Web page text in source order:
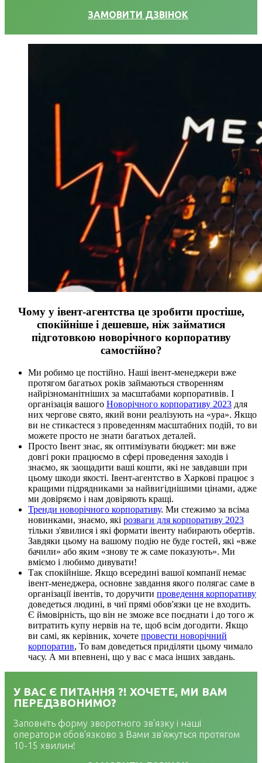
ЗАМОВИТИ ДЗВІНОК
Чому у івент-агентства це зробити простіше,
спокійніше і дешевше, ніж займатися
підготовкою новорічного корпоративу
самостійно?
Ми робимо це постійно. Наші івент-менеджери вже
протягом багатьох років займаються створенням
найрізноманітніших за масштабами корпоративів. І
організація вашого Новорічного корпоративу 2023 для
них чергове свято, який вони реалізують на «ура». Якщо
ви не стикаєтеся з проведенням масштабних подій, то ви
можете просто не знати багатьох деталей.
Просто Івент знає, як оптимізувати бюджет: ми вже
довгі роки працюємо в сфері проведення заходів і
знаємо, як заощадити ваші кошти, які не завдавши при
цьому шкоди якості. Івент-агентство в Харкові працює з
кращими підрядниками за найвигіднішими цінами, адже
ми довіряємо і нам довіряють кращі.
Тренди новорічного корпоративу. Ми стежимо за всіма
новинками, знаємо, які розваги для корпоративу 2023
тільки з'явилися і які формати івенту набирають обертів.
Завдяки цьому на вашому подію не буде гостей, які «вже
бачили» або яким «знову те ж саме показують». Ми
вміємо і любимо дивувати!
Так спокійніше. Якщо всередині вашої компанії немає
івент-менеджера, основне завдання якого полягає саме в
організації івентів, то доручити проведення корпоративу
доведеться людині, в чиї прямі обов'язки це не входить.
Є ймовірність, що він не зможе все поєднати і до того ж
витратить купу нервів на те, щоб всім догодити. Якщо
ви самі, як керівник, хочете провести новорічний
корпоратив, То вам доведеться приділяти цьому чимало
часу. А ми впевнені, що у вас є маса інших завдань.
У ВАС Є ПИТАННЯ ?! ХОЧЕТЕ, МИ ВАМ
ПЕРЕДЗВОНИМО?
Заповніть форму зворотного зв'язку і наші
оператори обов'язково з Вами зв'яжуться протягом
10-15 хвилин!